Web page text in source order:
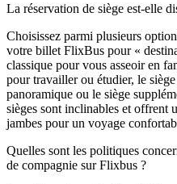
La réservation de siège est-elle
Choisissez parmi plusieurs
votre billet FlixBus pour «
classique pour vous asseoir en
pour travailler ou étudier, le
panoramique ou le siège
sièges sont inclinables et offrent
jambes pour un voyage
Quelles sont les politiques
de compagnie sur Flixbus ?